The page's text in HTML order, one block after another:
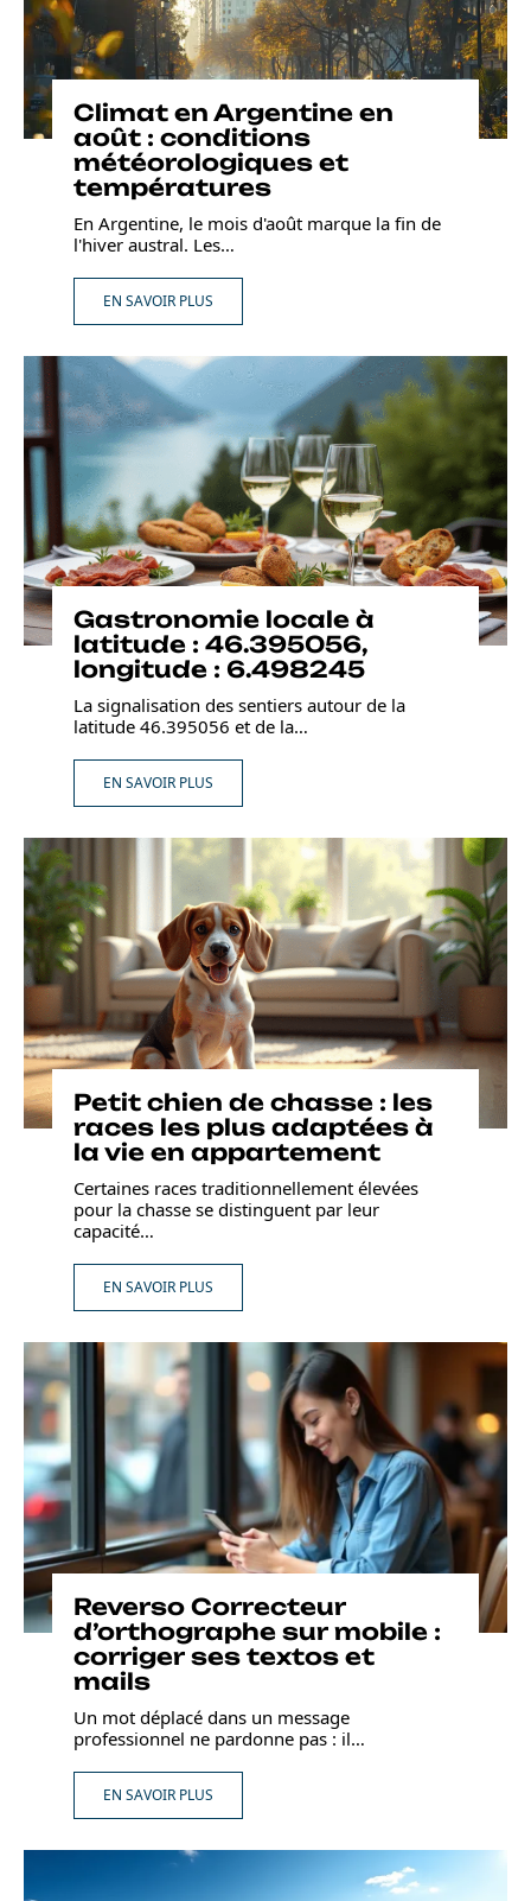
Climat en Argentine en
août : conditions
météorologiques et
températures
En Argentine, le mois d'août marque la fin de
l'hiver austral. Les…
EN SAVOIR PLUS
Gastronomie locale à
latitude : 46.395056,
longitude : 6.498245
La signalisation des sentiers autour de la
latitude 46.395056 et de la…
EN SAVOIR PLUS
Petit chien de chasse : les
races les plus adaptées à
la vie en appartement
Certaines races traditionnellement élevées
pour la chasse se distinguent par leur
capacité…
EN SAVOIR PLUS
Reverso Correcteur
d’orthographe sur mobile :
corriger ses textos et
mails
Un mot déplacé dans un message
professionnel ne pardonne pas : il…
EN SAVOIR PLUS